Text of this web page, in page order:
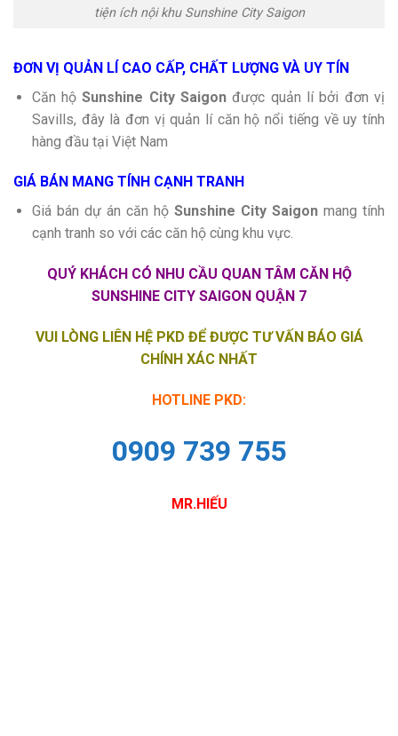
tiện ích nội khu Sunshine City Saigon
ĐƠN VỊ QUẢN LÍ CAO CẤP, CHẤT LƯỢNG VÀ UY TÍN
Căn hộSunshine City Saigon được quản lí bởi đơn vị
Savills, đây là đơn vị quản lí căn hộ nổi tiếng về uy tính
hàng đầu tại Việt Nam
GIÁ BÁN MANG TÍNH CẠNH TRANH
Giá bán dự án căn hộ Sunshine City Saigonmang tính
cạnh tranh so với các căn hộ cùng khu vực.
QUÝ KHÁCH CÓ NHU CẦU QUAN TÂM CĂN HỘ
SUNSHINE CITY SAIGON QUẬN 7
VUI LÒNG LIÊN HỆ PKD ĐỂ ĐƯỢC TƯ VẤN BÁO GIÁ
CHÍNH XÁC NHẤT
HOTLINE PKD:
0909 739 755
MR.HIẾU